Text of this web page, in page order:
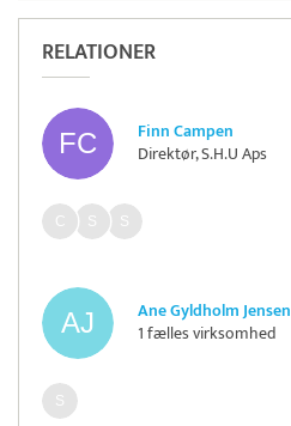
RELATIONER
Finn Campen
Direktør, S.H.U Aps
Ane Gyldholm Jensen
1 fælles virksomhed